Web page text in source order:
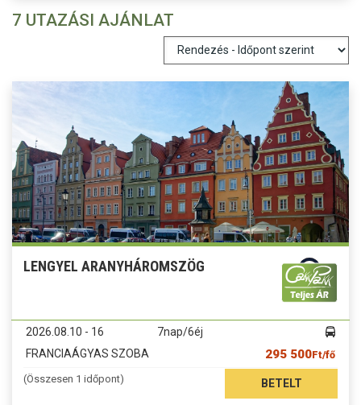
7 UTAZÁSI AJÁNLAT
LENGYEL ARANYHÁROMSZÖG
2026.08.10 - 16
7nap/6éj
FRANCIAÁGYAS SZOBA
295 500Ft/fő
(Összesen 1 időpont) BETELT